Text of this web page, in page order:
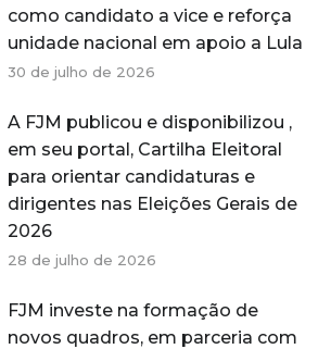
como candidato a vice e reforça
unidade nacional em apoio a Lula
30 de julho de 2026
A FJM publicou e disponibilizou ,
em seu portal, Cartilha Eleitoral
para orientar candidaturas e
dirigentes nas Eleições Gerais de
2026
28 de julho de 2026
FJM investe na formação de
novos quadros, em parceria com